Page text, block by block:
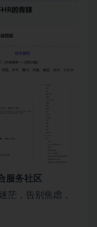
服务社区
茫，告别焦虑，